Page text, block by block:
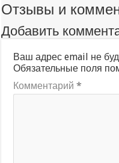
Отзывы и
Добавить
Ваш адрес email не
Обязательные поля
Комментарий*